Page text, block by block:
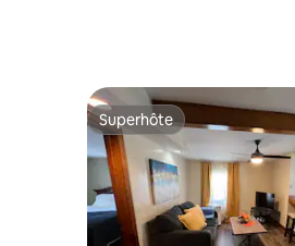
Superhôte
Superhôte